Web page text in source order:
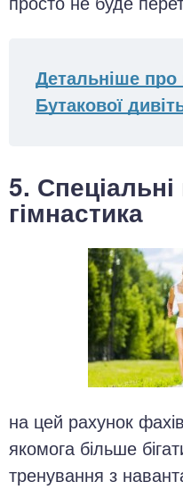
Детальніше
Бутакової
5.
гімнастика
на цей рахунок
якомога більше
тренування з